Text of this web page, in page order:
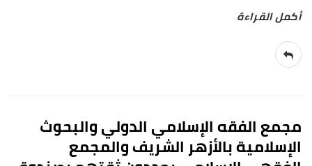
مجمع الفقه الإسلامي الدولي والبحوث
الإسلامية بالأزهر الشريف والمجمع